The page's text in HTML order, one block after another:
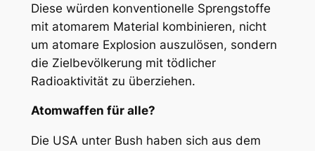
Diese würden konventionelle Sprengstoffe
mit atomarem Material kombinieren, nicht
um atomare Explosion auszulösen, sondern
die Zielbevölkerung mit tödlicher
Radioaktivität zu überziehen.
Atomwaffen für alle?
Die USA unter Bush haben sich aus dem